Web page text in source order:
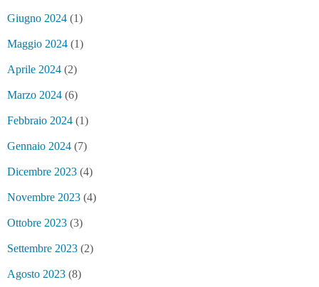
Giugno 2024 (1)
Maggio 2024 (1)
Aprile 2024 (2)
Marzo 2024 (6)
Febbraio 2024 (1)
Gennaio 2024 (7)
Dicembre 2023 (4)
Novembre 2023 (4)
Ottobre 2023 (3)
Settembre 2023 (2)
Agosto 2023 (8)